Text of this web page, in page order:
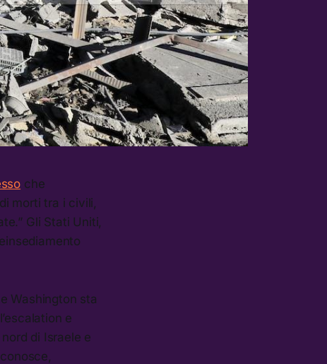
che
morti tra i civili,
Gli Stati Uniti,
Washington sta
e
di Israele e